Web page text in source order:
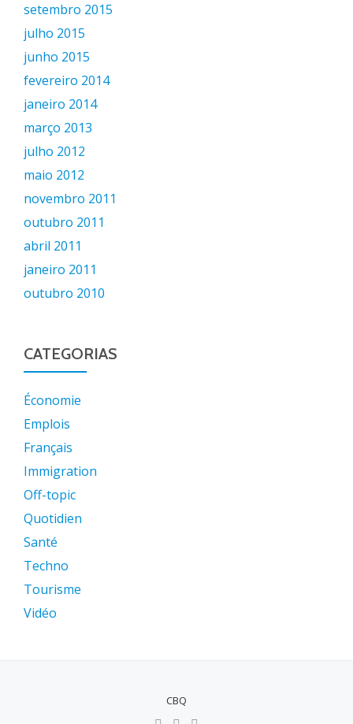
setembro 2015
julho 2015
junho 2015
fevereiro 2014
janeiro 2014
março 2013
julho 2012
maio 2012
novembro 2011
outubro 2011
abril 2011
janeiro 2011
outubro 2010
CATEGORIAS
Économie
Emplois
Français
Immigration
Off-topic
Quotidien
Santé
Techno
Tourisme
Vidéo
CBQ